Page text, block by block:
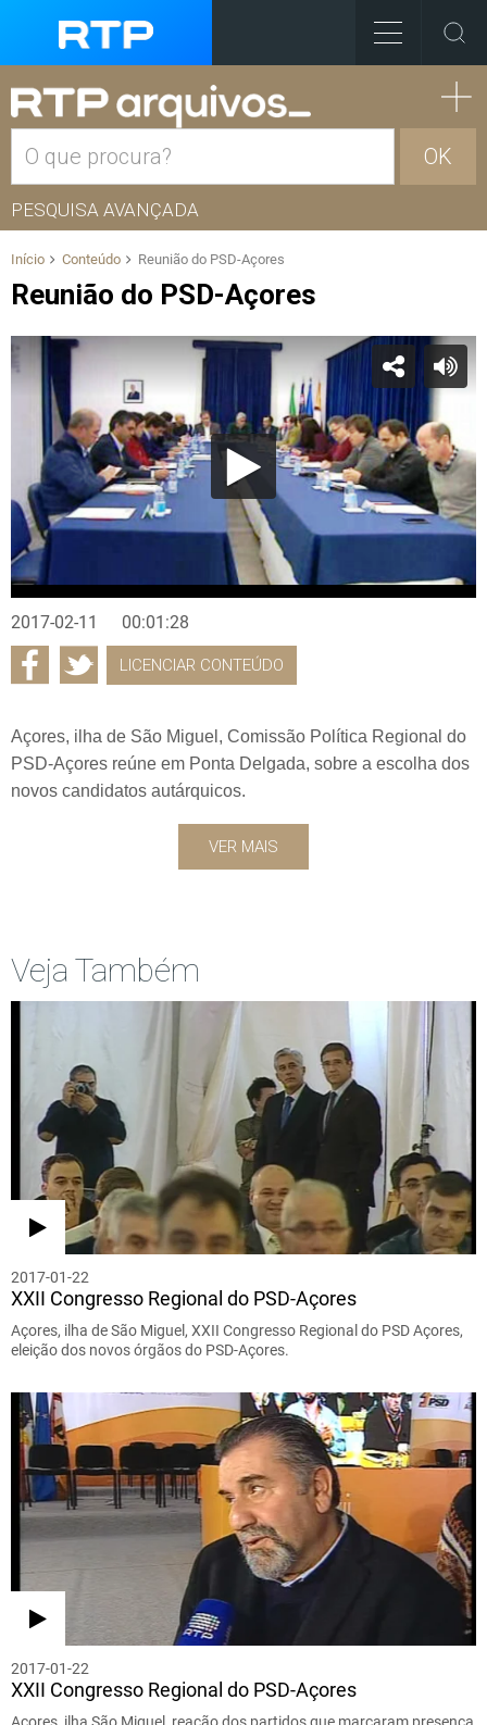
OK
PESQUISA AVANÇADA
Início Conteúdo Reunião do PSD-Açores
Reunião do PSD-Açores
2017-02-11 00:01:28
LICENCIAR CONTEÚDO
Açores, ilha de São Miguel, Comissão Política Regional do
PSD-Açores reúne em Ponta Delgada, sobre a escolha dos
novos candidatos autárquicos.
VER MAIS
Veja Também
2017-01-22
XXII Congresso Regional do PSD-Açores
Açores, ilha de São Miguel, XXII Congresso Regional do PSD Açores,
eleição dos novos órgãos do PSD-Açores.
2017-01-22
XXII Congresso Regional do PSD-Açores